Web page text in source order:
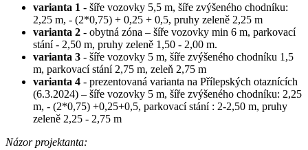
varianta 1 - šíře vozovky 5,5 m, šíře zvýšeného chodníku:
2,25 m, - (2*0,75) + 0,25 + 0,5, pruhy zeleně 2,25 m
varianta 2 - obytná zóna – šíře vozovky min 6 m, parkovací
stání - 2,50 m, pruhy zeleně 1,50 - 2,00 m.
varianta 3 - šíře vozovky 5 m, šíře zvýšeného chodníku 1,5
m, parkovací stání 2,75 m, zeleň 2,75 m
varianta 4 - prezentovaná varianta na Přílepských otaznících
(6.3.2024) – šíře vozovky 5 m, šíře zvýšeného chodníku: 2,25
m, - (2*0,75) +0,25+0,5, parkovací stání : 2-2,50 m, pruhy
zeleně 2,25 - 2,75 m
Názor projektanta: